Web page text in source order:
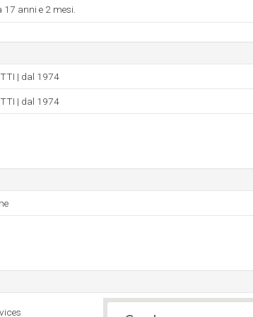
17 anni e 2 mesi.
| dal 1974
| dal 1974